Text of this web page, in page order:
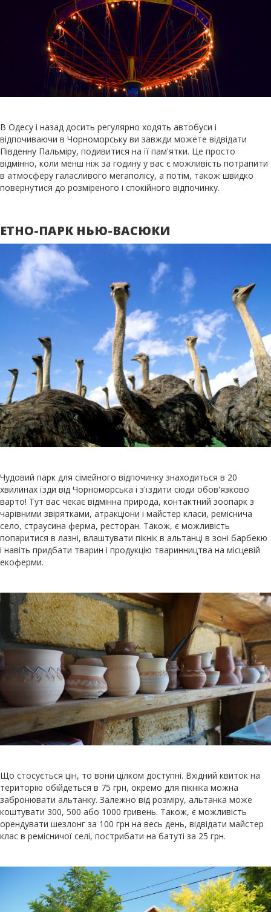
В Одесу і назад досить регулярно ходять автобуси і
відпочиваючи в Чорноморську ви завжди можете відвідати
Південну Пальміру, подивитися на її пам'ятки. Це просто
відмінно, коли менш ніж за годину у вас є можливість потрапити
в атмосферу галасливого мегаполісу, а потім, також швидко
повернутися до розміреного і спокійного відпочинку.
ЕТНО-ПАРК НЬЮ-ВАСЮКИ
Чудовий парк для сімейного відпочинку знаходиться в 20
хвилинах їзди від Чорноморська і з'їздити сюди обов'язково
варто! Тут вас чекає відмінна природа, контактний зоопарк з
чарівними звірятками, атракціони і майстер класи, реміснича
село, страусина ферма, ресторан. Також, є можливість
попаритися в лазні, влаштувати пікнік в альтанці в зоні барбекю
і навіть придбати тварин і продукцію тваринництва на місцевій
екоферми.
Що стосується цін, то вони цілком доступні. Вхідний квиток на
територію обійдеться в 75 грн, окремо для пікніка можна
забронювати альтанку. Залежно від розміру, альтанка може
коштувати 300, 500 або 1000 гривень. Також, є можливість
орендувати шезлонг за 100 грн на весь день, відвідати майстер
клас в ремісничої селі, пострибати на батуті за 25 грн.